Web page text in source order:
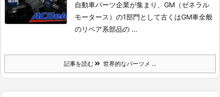
自動車パーツ企業が集まり、GM（ゼネラル
モータース）の1部門として古くはGM車全般
のリペア系部品の ...
記事を読む 世界的なパーツメ ...